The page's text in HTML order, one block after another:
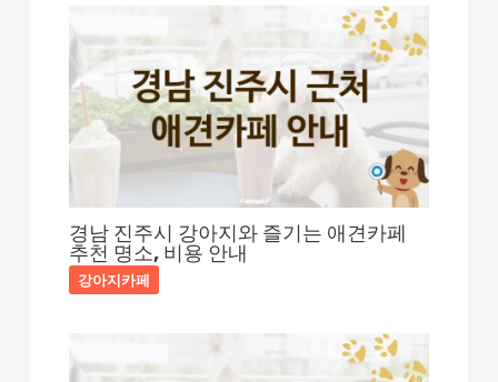
경남 진주시 강아지와 즐기는 애견카페
추천 명소, 비용 안내
강아지카페